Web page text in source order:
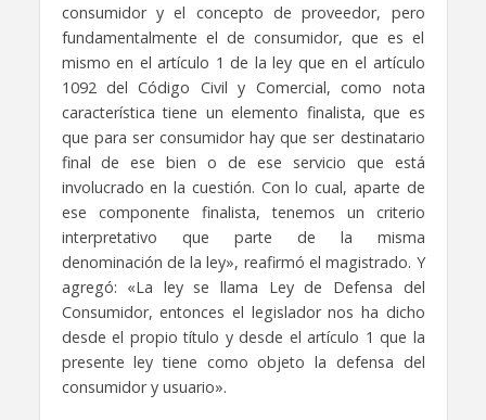
consumidor y el concepto de proveedor, pero
fundamentalmente el de consumidor, que es el
mismo en el artículo 1 de la ley que en el artículo
1092 del Código Civil y Comercial, como nota
característica tiene un elemento finalista, que es
que para ser consumidor hay que ser destinatario
final de ese bien o de ese servicio que está
involucrado en la cuestión. Con lo cual, aparte de
ese componente finalista, tenemos un criterio
interpretativo que parte de la misma
denominación de la ley», reafirmó el magistrado. Y
agregó: «La ley se llama Ley de Defensa del
Consumidor, entonces el legislador nos ha dicho
desde el propio título y desde el artículo 1 que la
presente ley tiene como objeto la defensa del
consumidor y usuario».